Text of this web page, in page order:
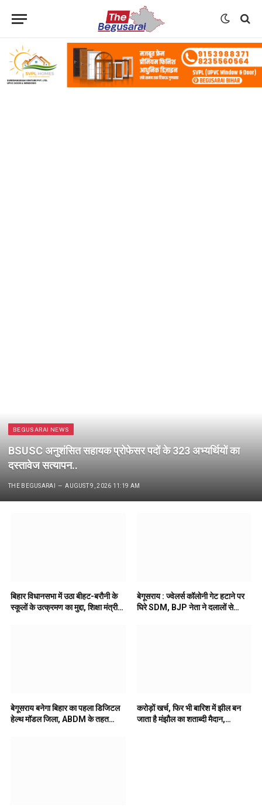
BEGUSARAI NEWS
BSUSC अनुशंसित सहायक प्रोफेसर पदों के 323 अभ्यर्थियों का
दस्तावेज सत्यापन..
THE BEGUSARAI AUGUST 9, 2026 11:19 AM
बिहार विधानसभा में उठा बीहट-बरौनी के
स्कूलों के उत्क्रमण का मुद्दा, शिक्षा मंत्री
बेगूसराय : ज्वेलर्स कॉलोनी गेट हटाने पर
घिरे SDM, BJP नेता ने दलालों से
बेगूसराय बनेगा बिहार का पहला डिजिटल
हेल्थ मॉडल जिला, ABDM के तहत
करोड़ों खर्च, फिर भी बारिश में झील बन
जाता है मंझौल का शताब्दी मैदान,